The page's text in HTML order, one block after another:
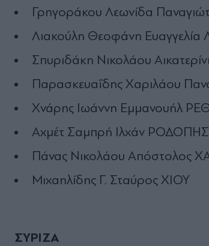
Γρηγοράκου Λεωνίδα
Λιακούλη Θεοφάνη Ευαγγελία
Σπυριδάκη Νικολάου
Παρασκευαΐδης Χαριλάου
Χνάρης Ιωάννη Εμμανουήλ
Αχμέτ Σαμπρή Ιλχάν ΡΟΔΟΠΗΣ
Πάνας Νικολάου Απόστολος
Μιχαηλίδης Γ. Σταύρος ΧΙΟΥ
ΣΥΡΙΖΑ